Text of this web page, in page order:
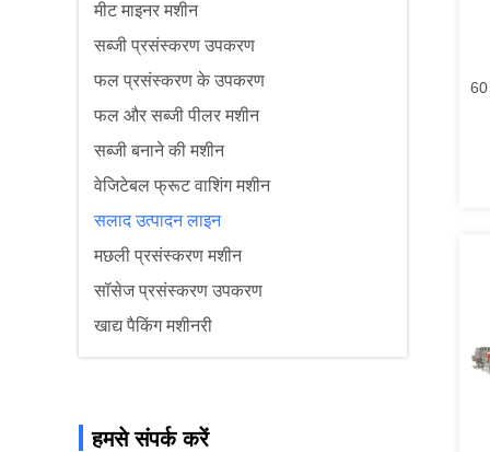
मीट माइनर मशीन
सब्जी प्रसंस्करण उपकरण
फल प्रसंस्करण के उपकरण
फल और सब्जी पीलर मशीन
सब्जी बनाने की मशीन
वेजिटेबल फ्रूट वाशिंग मशीन
सलाद उत्पादन लाइन
मछली प्रसंस्करण मशीन
सॉसेज प्रसंस्करण उपकरण
खाद्य पैकिंग मशीनरी
हमसे संपर्क करें
60